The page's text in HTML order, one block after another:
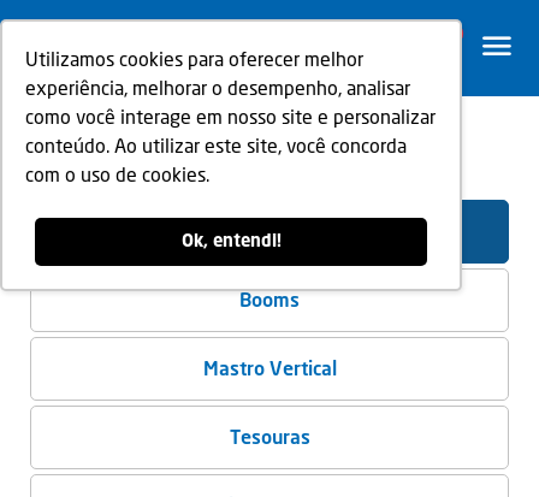
Utilizamos cookies para oferecer melhor
experiência, melhorar o desempenho, analisar
como você interage em nosso site e personalizar
conteúdo. Ao utilizar este site, você concorda
com o uso de cookies.
Ok, entendi!
Voltar
Plataformas Elevatórias
Booms
Mastro Vertical
Tesouras